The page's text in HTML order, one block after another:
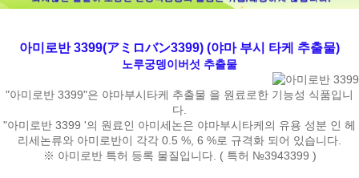
아미로반 3399(アミロバン3399) (야마 부시 타케 추출물)
노루궁뎅이버섯 추출물
"아미로반 3399"은 야마부시타케 추출물 을 원료로한 기능성 식품입니
다.
"아미로반 3399 '의 원료인 아미세논은 야마부시타케의 유용 성분 인 헤
리세논류와 아미로반이 각각 0.5 %, 6 %로 규격화 되어 있습니다.
※ 아미로반 특허 등록 물질입니다. ( 특허 №3943399 )